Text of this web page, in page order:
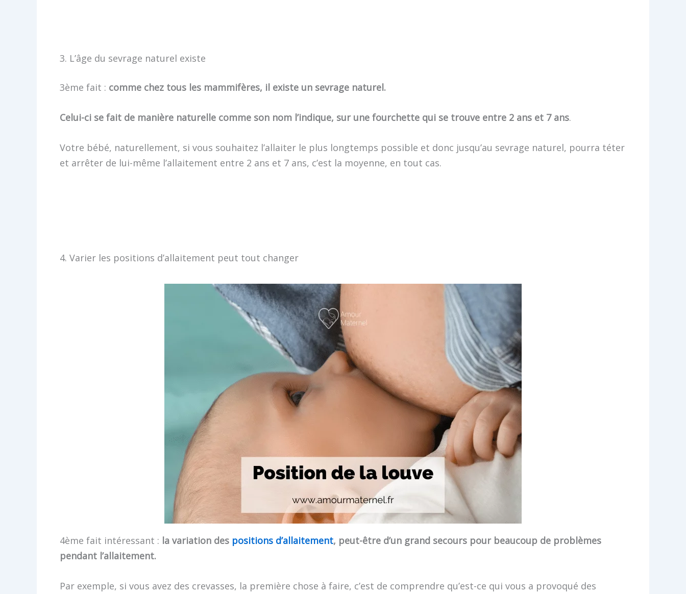
3. L’âge du sevrage naturel existe
3ème fait : comme chez tous les mammifères, il existe un sevrage naturel.
Celui-ci se fait de manière naturelle comme son nom l’indique, sur une fourchette qui se trouve entre 2 ans et 7 ans.
Votre bébé, naturellement, si vous souhaitez l’allaiter le plus longtemps possible et donc jusqu’au sevrage naturel, pourra téter
et arrêter de lui-même l’allaitement entre 2 ans et 7 ans, c’est la moyenne, en tout cas.
4. Varier les positions d’allaitement peut tout changer
4ème fait intéressant : la variation des positions d’allaitement, peut-être d’un grand secours pour beaucoup de problèmes
pendant l’allaitement.
Par exemple, si vous avez des crevasses, la première chose à faire, c’est de comprendre qu’est-ce qui vous a provoqué des